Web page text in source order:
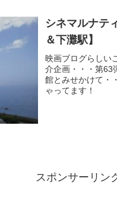
シネマルナテ
＆下灘駅】
映画ブログらしい
介企画・・・第63
館とみせかけて・
ゃってます！
スポンサーリン